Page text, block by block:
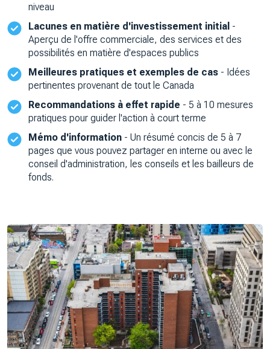
niveau
Lacunes en matière d'investissement initial -
Aperçu de l'offre commerciale, des services et des
possibilités en matière d'espaces publics
Meilleures pratiques et exemples de cas - Idées
pertinentes provenant de tout le Canada
Recommandations à effet rapide - 5 à 10 mesures
pratiques pour guider l'action à court terme
Mémo d'information - Un résumé concis de 5 à 7
pages que vous pouvez partager en interne ou avec le
conseil d'administration, les conseils et les bailleurs de
fonds.